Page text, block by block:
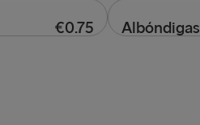
€0.75 Albóndigas